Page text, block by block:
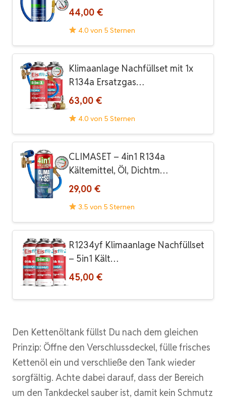
44,00 €
4.0 von 5 Sternen
Klimaanlage Nachfüllset mit 1x
R134a Ersatzgas…
63,00 €
4.0 von 5 Sternen
CLIMASET – 4in1 R134a
Kältemittel, Öl, Dichtm…
29,00 €
3.5 von 5 Sternen
R1234yf Klimaanlage Nachfüllset
– 5in1 Kält…
45,00 €
Den Kettenöltank füllst Du nach dem gleichen
Prinzip: Öffne den Verschlussdeckel, fülle frisches
Kettenöl ein und verschließe den Tank wieder
sorgfältig. Achte dabei darauf, dass der Bereich
um den Tankdeckel sauber ist, damit kein Schmutz